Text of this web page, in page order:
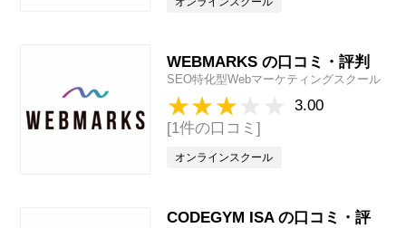
WEBMARKS の口コミ・評判
SEO特化型Webマーケティングスクール
3.00
[1件の口コミ]
オンラインスクール
CODEGYM ISA の口コミ・評